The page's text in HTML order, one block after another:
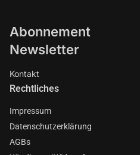
Abonnement
Newsletter
Kontakt
Rechtliches
Impressum
Datenschutzerklärung
AGBs